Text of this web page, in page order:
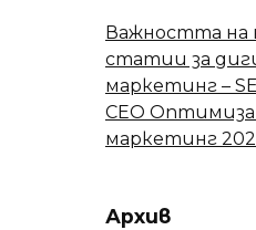
Важността на
статии за
маркетинг –
СЕО
маркетинг
Архив